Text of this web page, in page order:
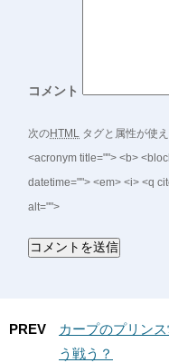
コメント
次のHTML タグと属性が使
<acronym title=""> <b>
datetime=""> <em> <i> <q
alt="">
PREV
カープのプリン
う戦う？